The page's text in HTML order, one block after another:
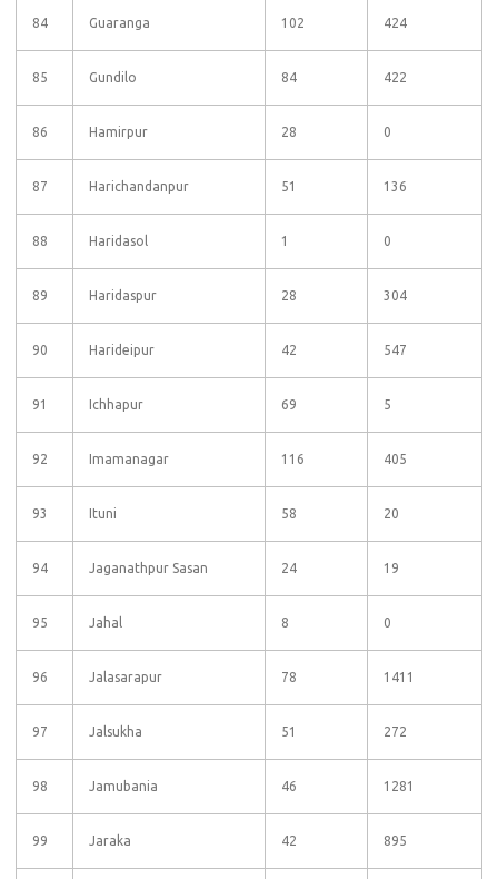
84 Guaranga 102 424
85 Gundilo 84 422
86 Hamirpur 28 0
87 Harichandanpur 51 136
88 Haridasol 1 0
89 Haridaspur 28 304
90 Harideipur 42 547
91 Ichhapur 69 5
92 Imamanagar 116 405
93 Ituni 58 20
94 Jaganathpur Sasan 24 19
95 Jahal 8 0
96 Jalasarapur 78 1411
97 Jalsukha 51 272
98 Jamubania 46 1281
99 Jaraka 42 895